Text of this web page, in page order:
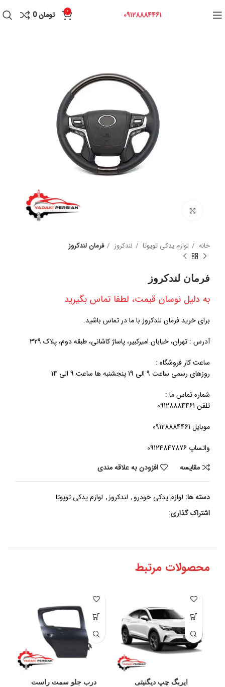
09128884461
0 تومان0
خانه لوازم یدکی تویوتا لندکروز فرمان لندکروز
فرمان لندکروز
به دلیل نوسان قیمت، لطفا تماس بگیرید
برای خرید فرمان لندکروز با ما در تماس باشید.
آدرس : تهران، خیابان امیرکبیر، پاساژ کاشانی، طبقه دوم، پلاک 329
ساعت کار فروشگاه :
روزهای رسمی ساعت 9 الی 19 پنجشنبه ها ساعت 9 الی 14
شماره تماس ما :
تلفن 09128884461
موبایل 09128884461
واتساپ 09124847876
مقايسه
افزودن به علاقه مندی
دسته ها: لوازم یدکی خودرو, لندکروز, لوازم یدکی تویوتا
اشتراک گذاری:
محصولات مرتبط
ایربگ چپ دیگنیتی
درب جلو سمت راست